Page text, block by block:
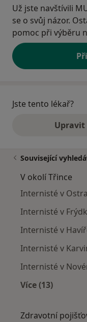
Už jste navštívili
se o svůj názor.
pomoc při výběru
Jste tento lékař?
Upravit
Související
V okolí Třince
Internisté v
Internisté v
Internisté v
Internisté v
Internisté v
Více (13)
Zdravotní